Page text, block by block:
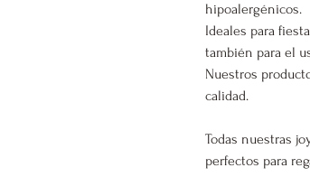
hipoalergénicos.
Ideales para
también para el
Nuestros
calidad.
Todas nuestras
perfectos para